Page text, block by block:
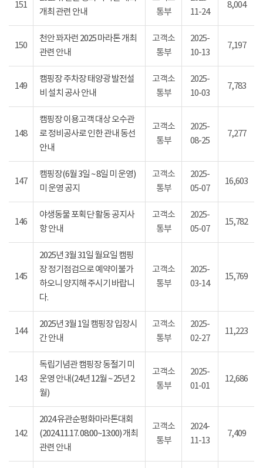
151
개최 관련 안내
통부
11-24
8,004
150
천안 꽈자런 2025 마라톤 개최
관련 안내
고객소
통부
2025-
10-13
7,197
149
캠핑장 주차장 태양광 발전설
비 설치 공사 안내
고객소
통부
2025-
10-03
7,783
148
캠핑장 이용고객 대상 오수관
로 정비공사로 인한 관내 동선
안내
고객소
통부
2025-
08-25
7,277
147
캠핑장(6월 3일 ~ 8일 미 운영)
미 운영 공지
고객소
통부
2025-
05-07
16,603
146
야생동물 포획단 활동 공지사
항 안내
고객소
통부
2025-
05-07
15,782
145
2025년 3월 31일 월요일 캠핑
장 정기점검으로 예약이불가
하오니 양지해 주시기 바랍니
다.
고객소
통부
2025-
03-14
15,769
144
2025년 3월 1일 캠핑장 입장시
간 안내
고객소
통부
2025-
02-27
11,223
143
독립기념관 캠핑장 동절기 미
운영 안내(24년 12월 ~ 25년 2
월)
고객소
통부
2025-
01-01
12,686
142
2024 유관순평화마라톤대회
(2024.11.17. 08:00~13:00) 개최
관련 안내
고객소
통부
2024-
11-13
7,409